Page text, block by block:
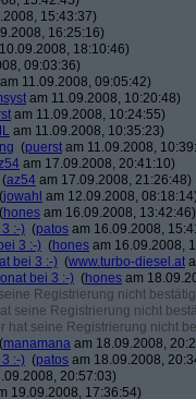
15:43:37)
16:25:16)
18:10:46)
09:03:36)
am 11.09.2008, 09:05:42)
am 11.09.2008, 10:20:48)
am 11.09.2008, 10:24:55)
am 11.09.2008, 10:35:23)
(puerst am 11.09.2008,
am 17.09.2008, 20:41:10)
(az54 am 17.09.2008, 21:26:48)
(jowahl am 12.09.2008,
(hones am 16.09.2008, 13:42:46)
:-) (patos am 16.09.2008,
3 :-) (hones am 16.09.2008,
bei 3 :-) (www.turbo-diesel.at
bei 3 :-) (hones am
Registrierung nicht
seine Registrierung nicht
hat seine Registrierung nicht
(manamana am 18.09.2008,
:-) (patos am 18.09.2008,
20:57:03)
19.09.2008, 17:36:54)